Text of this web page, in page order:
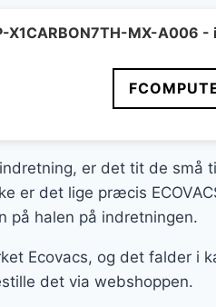
X1CARBON7TH-MX-A006
er det tit de små
er det lige præcis
på halen på indretningen.
Ecovacs, og det falder i
det via webshoppen.